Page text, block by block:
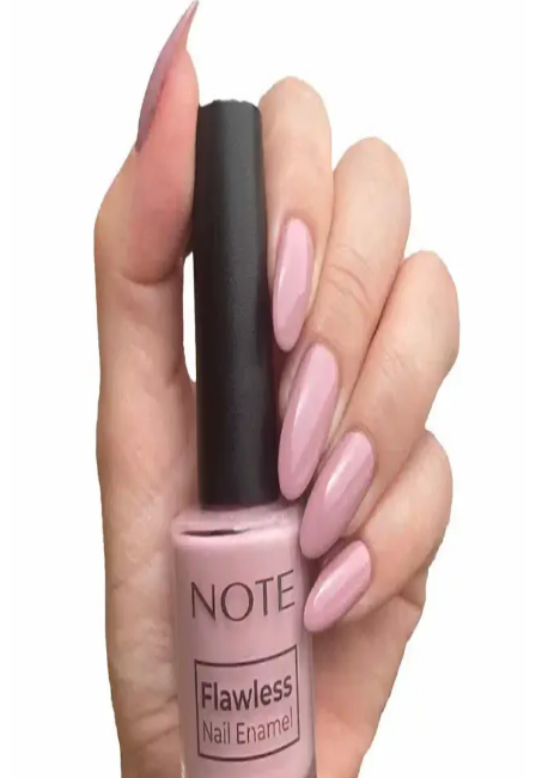
Şık Renk Seçeneği
Alix Avien Nude Pembe Oje 85, yüksek pigmentasyonu ve uzun
süre kalıcılığıyla günlük ve özel günleriniz için ideal. Hızlı kuruma
özelliği ve şık tasarımıyla dikkat çekiyor.
Pastel Nude ve Pure Oje Karşılaştırması: Renk,
Görünüm ve Kullanım Özellikleri
Pastel Nude 762 ve Pastel Pure 611 ojelerin özelliklerini, kullanıcı
yorumlarını ve karşılaştırmasını detaylı şekilde inceleyerek, en
uygun seçimi yapmanıza yardımcı oluyoruz.
Rival Loves Me Raspberry Shake Oje: Doğal ve Şık
Tırnaklar İçin Modern Seçenek
Rival Loves Me'nin Raspberry Shake ojesi, doğal görünüm ve 15
gün dayanıklılık sunar. Mat ve şeffaf yapısıyla modern ve şık
tırnaklar için ideal, kolay uygulama ve uzun süre kalıcılık sağlar.
Alix Avien Nude Pembe Oje 85 ve Pastel Nude Oje
762 Karşılaştırması ve İncelemeleri
Alix Avien Nude Pembe Oje 85 ve Pastel Nude Oje 762'nin
özellikleri, kalıcılık, kuruma süresi ve kullanıcı yorumlarıyla
karşılaştırması yapılıyor.
Pastel Oje 88 ve No 237 Karşılaştırması: Renk, Bitiş
ve Kullanım Özellikleri
Pastel Oje 88 parlak gri, uzun süre kalıcı ve kolay uygulamalı. No
237 ise mat beyaz, hızlı kuruyan ve hafif renk tonuyla öne çıkar.
Hangi oje sizin tarzınıza uygun? Detaylar için okumaya devam edin.